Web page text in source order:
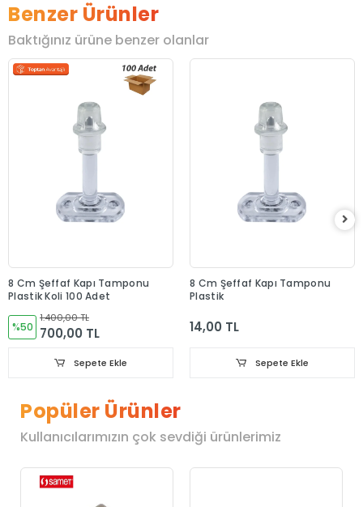
Benzer Ürünler
Baktığınız ürüne benzer olanlar
8 Cm Şeffaf Kapı Tamponu
Plastik Koli 100 Adet
%50
1.400,00 TL
700,00 TL
Sepete Ekle
8 Cm Şeffaf Kapı Tamponu
Plastik
14,00 TL
Sepete Ekle
Popüler Ürünler
Kullanıcılarımızın çok sevdiği ürünlerimiz